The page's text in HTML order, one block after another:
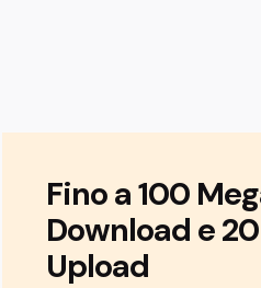
Fino a 100
Download e
Upload